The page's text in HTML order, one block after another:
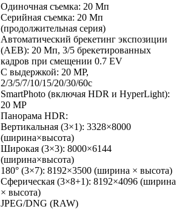
Одиночная съемка: 20 Мп
Серийная съемка: 20 Мп
(продолжительная серия)
Автоматический брекетинг экспозиции
(AEB): 20 Мп, 3/5 брекетированных
кадров при смещении 0.7 EV
С выдержкой: 20 MP,
2/3/5/7/10/15/20/30/60с
SmartPhoto (включая HDR и HyperLight):
20 MP
Панорама HDR:
Вертикальная (3×1): 3328×8000
(ширина×высота)
Широкая (3×3): 8000×6144
(ширина×высота)
180° (3×7): 8192×3500 (ширина × высота)
Сферическая (3×8+1): 8192×4096 (ширина
× высота)
JPEG/DNG (RAW)